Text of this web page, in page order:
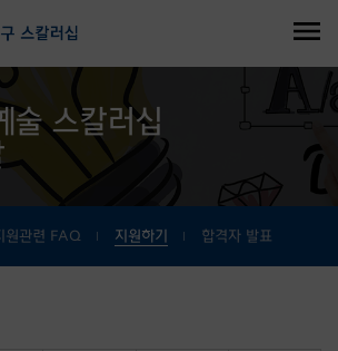
술 스칼러십
원관련 FAQ 지원하기 합격자 발표